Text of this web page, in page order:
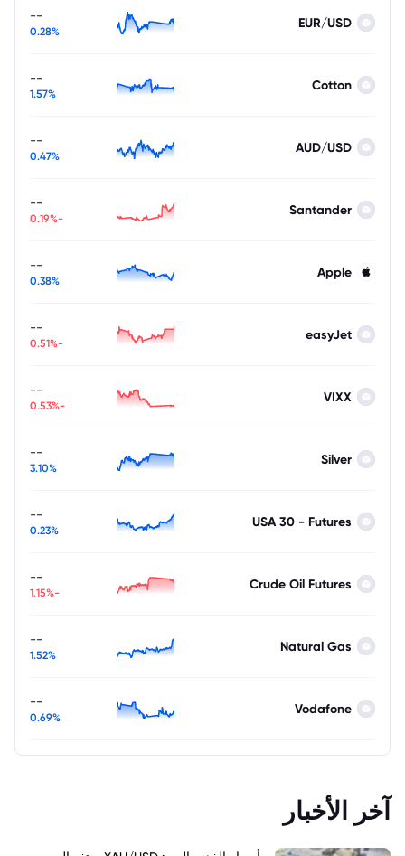
EUR/USD
--
0.28%
Cotton
--
1.57%
AUD/USD
--
0.47%
Santander
--
-0.19%
Apple
--
0.38%
easyJet
--
-0.51%
VIXX
--
-0.53%
Silver
--
3.10%
USA 30 - Futures
--
0.23%
Crude Oil Futures
--
-1.15%
Natural Gas
--
1.52%
Vodafone
--
0.69%
آخر الأخبار